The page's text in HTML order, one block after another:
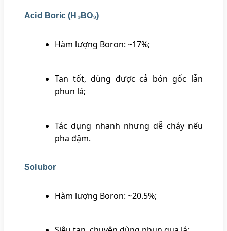
Acid Boric (H₃BO₃)
Hàm lượng Boron: ~17%;
Tan tốt, dùng được cả bón gốc lẫn
phun lá;
Tác dụng nhanh nhưng dễ cháy nếu
pha đậm.
Solubor
Hàm lượng Boron: ~20.5%;